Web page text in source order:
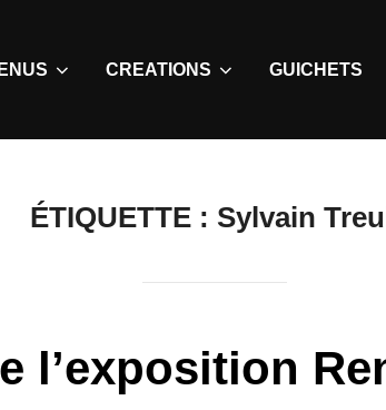
CREATIONS GUICHETS
ÉTIQUETTE : Sylvain
l’exposition